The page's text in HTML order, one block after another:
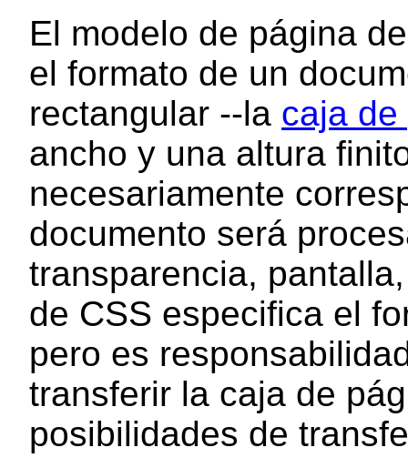
El modelo de página
el formato de un
rectangular --la caja
ancho y una altura
necesariamente
documento será
transparencia,
de CSS especifica el
pero es
transferir la caja de
posibilidades de